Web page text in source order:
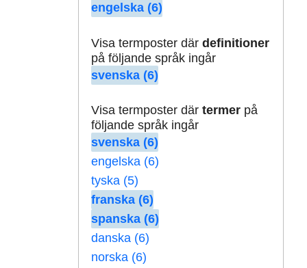
engelska (6)
Visa termposter där definitioner
på följande språk ingår
svenska (6)
Visa termposter där termerpå
följande språk ingår
svenska (6)
engelska (6)
tyska (5)
franska (6)
spanska (6)
danska (6)
norska (6)